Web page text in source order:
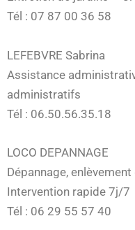
Tél : 07 87 00 36 58
LEFEBVRE Sabrina
Assistance
administratifs
Tél : 06.50.56.35.18
LOCO DEPANNAGE
Dépannage,
Intervention rapide 7j/7
Tél : 06 29 55 57 40